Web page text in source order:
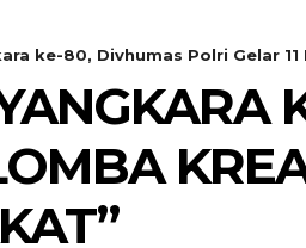
ke-80, Divhumas Polri Gelar